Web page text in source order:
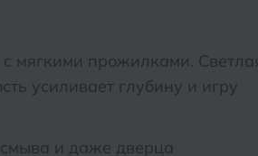
мягкими прожилками.
усиливает глубину и игру
и даже дверца